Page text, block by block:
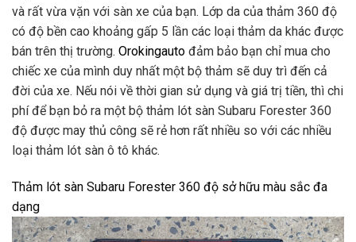
và rất vừa vặn với sàn xe của bạn. Lớp da của thảm 360 độ
có độ bền cao khoảng gấp 5 lần các loại thảm da khác được
bán trên thị trường. Orokingauto đảm bảo bạn chỉ mua cho
chiếc xe của mình duy nhất một bộ thảm sẽ duy trì đến cả
đời của xe. Nếu nói về thời gian sử dụng và giá trị tiền, thì chi
phí để bạn bỏ ra một bộ thảm lót sàn Subaru Forester 360
độ được may thủ công sẽ rẻ hơn rất nhiều so với các nhiều
loại thảm lót sàn ô tô khác.
Thảm lót sàn Subaru Forester 360 độ sở hữu màu sắc đa
dạng